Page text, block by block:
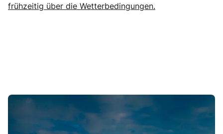
frühzeitig über die Wetterbedingungen.